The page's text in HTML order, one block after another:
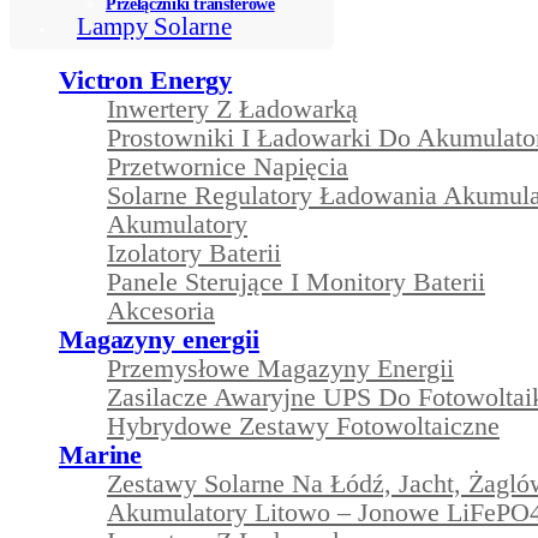
Przełączniki transferowe
Lampy Solarne
Victron Energy
Inwertery Z Ładowarką
Prostowniki I Ładowarki Do
Przetwornice Napięcia
Solarne Regulatory Ładowania
Akumulatory
Izolatory Baterii
Panele Sterujące I Monitory Baterii
Akcesoria
Magazyny energii
Przemysłowe Magazyny Energii
Zasilacze Awaryjne UPS Do
Hybrydowe Zestawy Fotowoltaiczne
Marine
Zestawy Solarne Na Łódź, Jacht,
Akumulatory Litowo – Jonowe